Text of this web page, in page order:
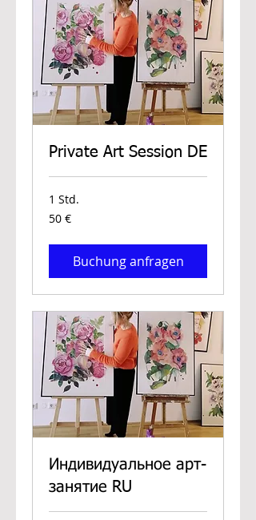
Private Art Session DE
1 Std.
50
Euro
50 €
Buchung anfragen
Индивидуальное арт-
занятие RU